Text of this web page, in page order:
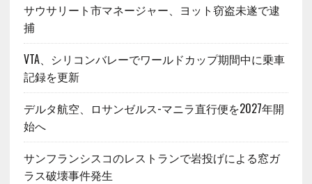
サウサリート市マネージャー、ヨット窃盗未遂で逮
捕
VTA、シリコンバレーでワールドカップ期間中に乗車
記録を更新
デルタ航空、ロサンゼルス-マニラ直行便を2027年開
始へ
サンフランシスコのレストランで岩投げによる窓ガ
ラス破壊事件発生